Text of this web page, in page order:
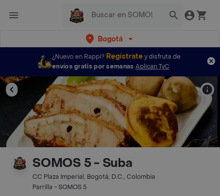
Bogotá
¿Nuevo en Rappi? Regístratey disfruta de
envíos gratis por semanas Aplican TyC
SOMOS 5 - Suba
CC Plaza Imperial, Bogotá, D.C., Colombia
Parrilla - SOMOS 5